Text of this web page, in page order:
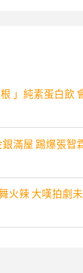
根 」純素蛋白飲
滿屋 踢爆張智
火辣 大嘆拍劇